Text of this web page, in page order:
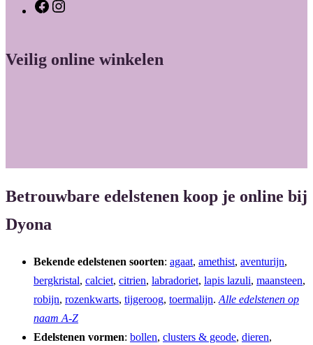
F
e
t
Veilig online winkelen
Betrouwbare edelstenen koop je online bij
Dyona
Bekende edelstenen soorten: agaat, amethist, aventurijn,
bergkristal, calciet, citrien, labradoriet, lapis lazuli, maansteen,
robijn, rozenkwarts, tijgeroog, toermalijn. Alle edelstenen op
naam A-Z
Edelstenen vormen: bollen, clusters & geode, dieren,